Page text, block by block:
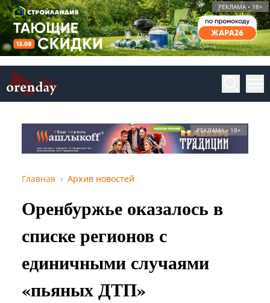
РЕКЛАМА • 18+
РЕКЛАМА • 18+
Главная Архив новостей
Оренбуржье оказалось в
списке регионов с
единичными случаями
«пьяных ДТП»